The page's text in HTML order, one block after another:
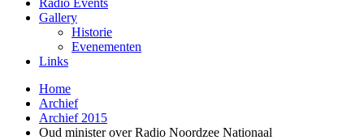
Radio Events
Gallery
Historie
Evenementen
Links
Home
Archief
Archief 2015
Oud minister over Radio Noordzee Nationaal